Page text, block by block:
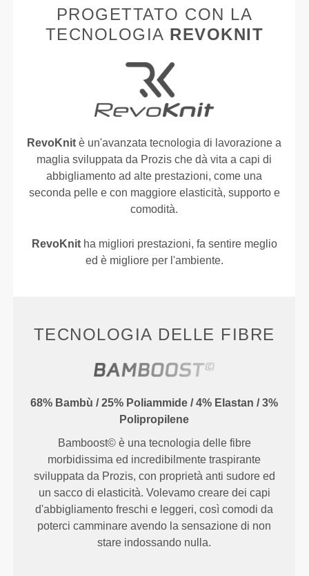
PROGETTATO CON LA
TECNOLOGIA REVOKNIT
RevoKnit è un'avanzata tecnologia di lavorazione a
maglia sviluppata da Prozis che dà vita a capi di
abbigliamento ad alte prestazioni, come una
seconda pelle e con maggiore elasticità, supporto e
comodità.
RevoKnitha migliori prestazioni, fa sentire meglio
ed è migliore per l'ambiente.
TECNOLOGIA DELLE FIBRE
68% Bambù / 25% Poliammide / 4% Elastan / 3%
Polipropilene
Bamboost© è una tecnologia delle fibre
morbidissima ed incredibilmente traspirante
sviluppata da Prozis, con proprietà anti sudore ed
un sacco di elasticità. Volevamo creare dei capi
d'abbigliamento freschi e leggeri, così comodi da
poterci camminare avendo la sensazione di non
stare indossando nulla.